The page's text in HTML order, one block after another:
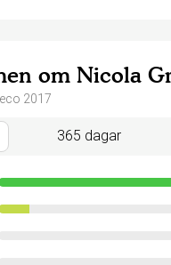
om Nicola
2017
365 dagar